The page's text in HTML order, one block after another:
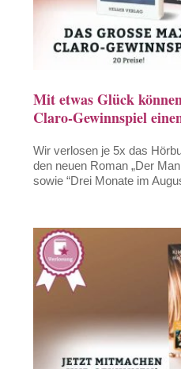
Mit etwas Glück
Claro-Gewinnspiel
Wir verlosen je 5x das
den neuen Roman „Der
sowie “Drei Monate im